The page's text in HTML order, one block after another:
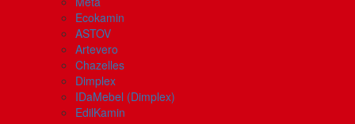
Ecokamin
ASTOV
Artevero
Chazelles
Dimplex
IDaMebel (Dimplex)
EdilKamin